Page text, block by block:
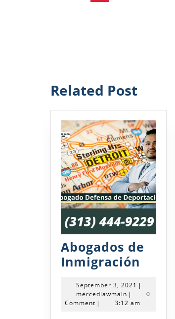
Related Post
Abogados de
Inmigración
September 3, 2021 September
2021
|
mercedlawmain mercedlawmain
|
0
Comment | 3:12 am